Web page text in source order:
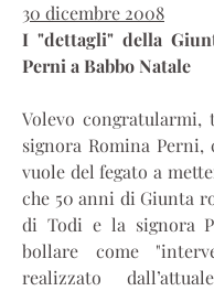
30 dicembre 2008
I "dettagli" della
Perni a Babbo Natale
Volevo
signora Romina Perni,
vuole del fegato a
che 50 anni di Giunta
di Todi e la signora
bollare come
realizzato